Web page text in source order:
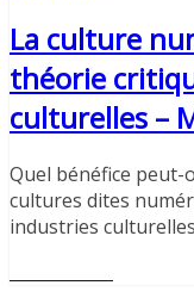
La culture
théorie
culturelles –
Quel bénéfice peut-
cultures dites
industries